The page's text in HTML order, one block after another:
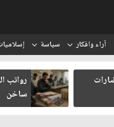
آراء وافكار سياسة
رواتب
ساخن